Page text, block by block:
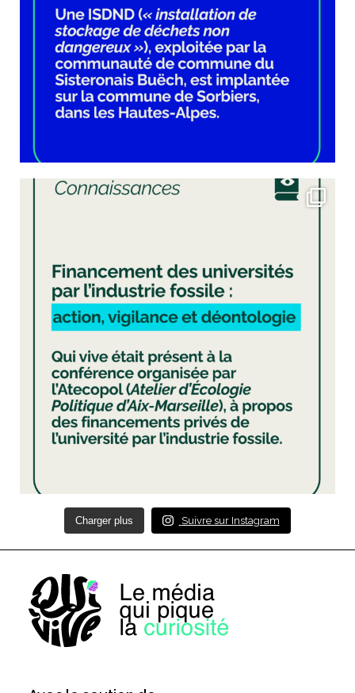
Charger plus Suivre sur Instagram